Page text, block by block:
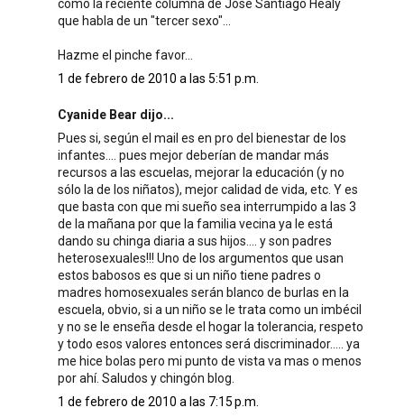
como la reciente columna de José Santiago Healy
que habla de un "tercer sexo"...
Hazme el pinche favor...
1 de febrero de 2010 a las 5:51 p.m.
Cyanide Bear dijo...
Pues si, según el mail es en pro del bienestar de los
infantes.... pues mejor deberían de mandar más
recursos a las escuelas, mejorar la educación (y no
sólo la de los niñatos), mejor calidad de vida, etc. Y es
que basta con que mi sueño sea interrumpido a las 3
de la mañana por que la familia vecina ya le está
dando su chinga diaria a sus hijos.... y son padres
heterosexuales!!! Uno de los argumentos que usan
estos babosos es que si un niño tiene padres o
madres homosexuales serán blanco de burlas en la
escuela, obvio, si a un niño se le trata como un imbécil
y no se le enseña desde el hogar la tolerancia, respeto
y todo esos valores entonces será discriminador..... ya
me hice bolas pero mi punto de vista va mas o menos
por ahí. Saludos y chingón blog.
1 de febrero de 2010 a las 7:15 p.m.